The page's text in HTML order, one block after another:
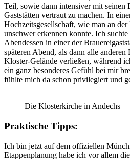
Teil, sowie dann intensiver mit seinen
Gaststätten vertraut zu machen. In
Hochzeitsgesellschaft, wie man an
unschwer erkennen konnte. Ich
Abendessen in einer der
späteren Abend, als dann alle anderen
Kloster-Gelände verließen, während
ein ganz besonderes Gefühl bei mir
fühlte mich da schon privilegiert und
Die Klosterkirche in Andechs
Praktische Tipps:
Ich bin jetzt auf dem offiziellen
Etappenplanung habe ich vor allem